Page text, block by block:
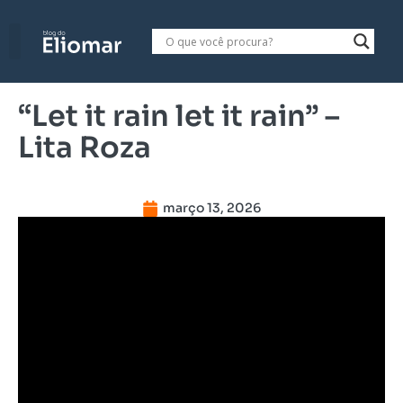
“Let it rain let it rain” –
Lita Roza
março 13, 2026